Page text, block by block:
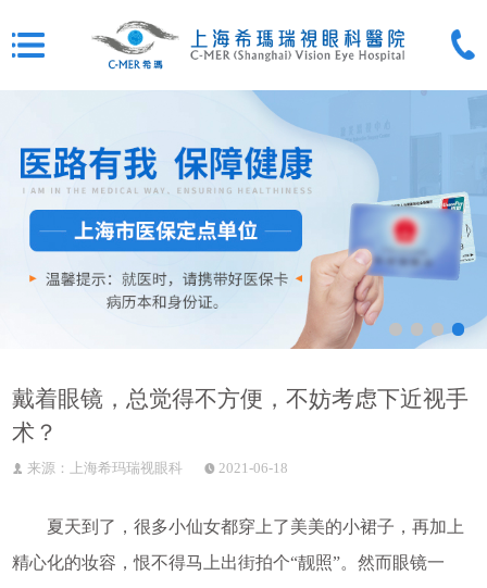
戴着眼镜，总觉得不方便，不妨考虑下近视手
术？
来源：上海希玛瑞视眼科 2021-06-18
夏天到了，很多小仙女都穿上了美美的小裙子，再加上
精心化的妆容，恨不得马上出街拍个“靓照”。然而眼镜一